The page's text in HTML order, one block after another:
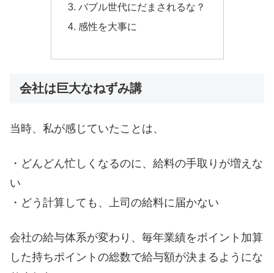
バブル世代にだまされるな？
感性を大事に
会社は巨大なねずみ講
当時、私が感じていたことは、
・どんどん忙しくなるのに、給料の手取りが増えな
い
・どう計算しても、上司の給料に届かない
会社の給与体系が変わり、毎年業績をポイント加算
した持ちポイントの総数で給与額が決まるようにな